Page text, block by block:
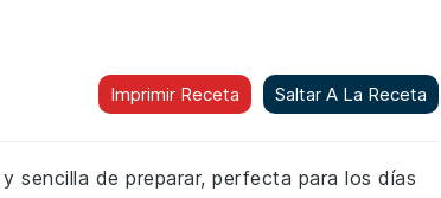
Imprimir Receta Saltar A La Receta
sencilla de preparar, perfecta para los días